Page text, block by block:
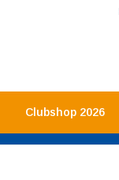
Clubshop 2026